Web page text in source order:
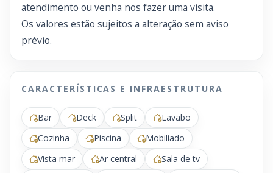
atendimento ou venha nos fazer uma visita.
Os valores estão sujeitos a alteração sem aviso
prévio.
CARACTERÍSTICAS E INFRAESTRUTURA
Bar Deck Split
Lavabo
Cozinha
Piscina
Mobiliado
Vista mar
Ar central
Sala de tv